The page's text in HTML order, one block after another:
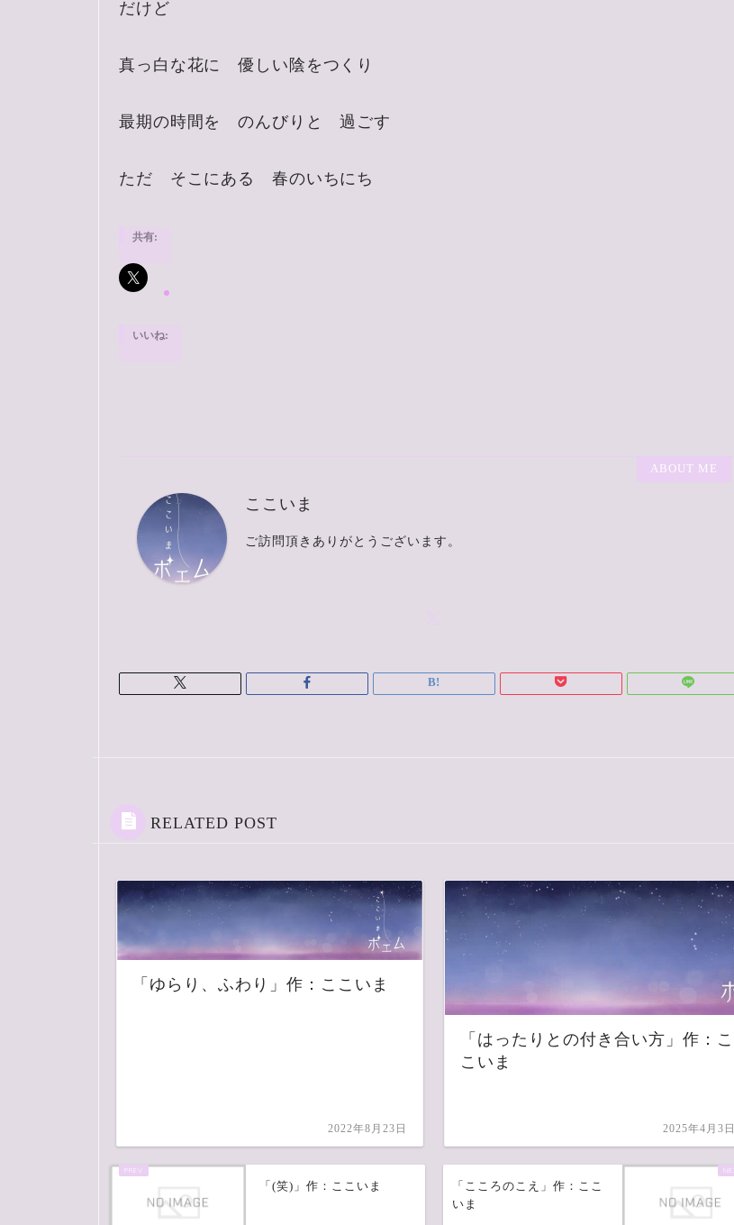
だけど
真っ白な花に 優しい陰をつくり
最期の時間を のんびりと 過ごす
ただ そこにある 春のいちにち
共有:
いいね:
ABOUT ME
ここいま
ご訪問頂きありがとうございます。
RELATED POST
「ゆらり、ふわり」作：ここいま
2022年8月23日
「はったりとの付き合い方」作：こ
こいま
2025年4月3日
「(笑)」作：ここいま
「こころのこえ」作：ここ
いま